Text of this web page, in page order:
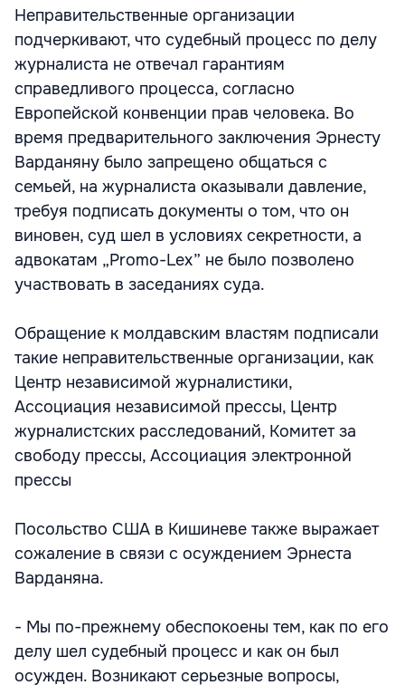
Неправительственные организации
подчеркивают, что судебный процесс по делу
журналиста не отвечал гарантиям
справедливого процесса, согласно
Европейской конвенции прав человека. Во
время предварительного заключения Эрнесту
Варданяну было запрещено общаться с
семьей, на журналиста оказывали давление,
требуя подписать документы о том, что он
виновен, суд шел в условиях секретности, а
адвокатам „Promo-Lex” не было позволено
участвовать в заседаниях суда.
Обращение к молдавским властям подписали
такие неправительственные организации, как
Центр независимой журналистики,
Ассоциация независимой прессы, Центр
журналистских расследований, Комитет за
свободу прессы, Ассоциация электронной
прессы
Посольство США в Кишиневе также выражает
сожаление в связи с осуждением Эрнеста
Варданяна.
- Мы по-прежнему обеспокоены тем, как по его
делу шел судебный процесс и как он был
осужден. Возникают серьезные вопросы,